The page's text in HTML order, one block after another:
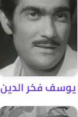
يوسف فخر الدين